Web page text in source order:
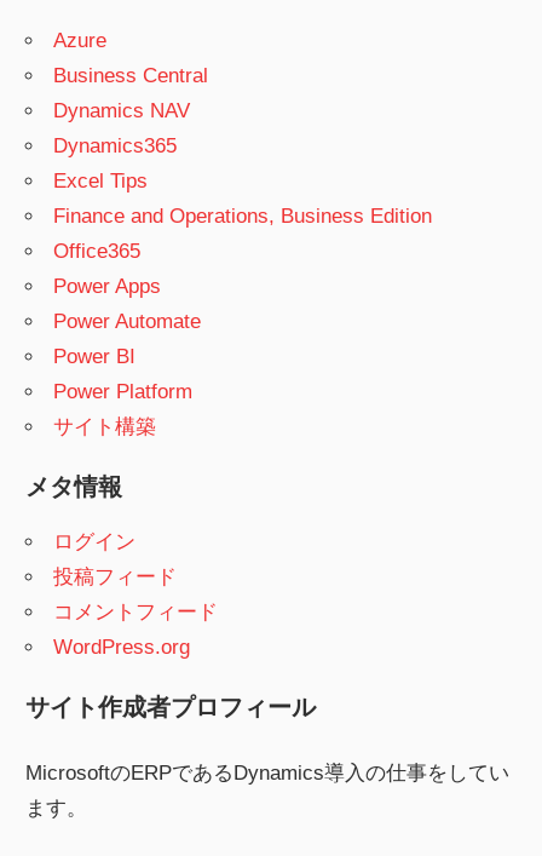
Azure
Business Central
Dynamics NAV
Dynamics365
Excel Tips
Finance and Operations, Business Edition
Office365
Power Apps
Power Automate
Power BI
Power Platform
サイト構築
メタ情報
ログイン
投稿フィード
コメントフィード
WordPress.org
サイト作成者プロフィール
MicrosoftのERPであるDynamics導入の仕事をしてい
ます。